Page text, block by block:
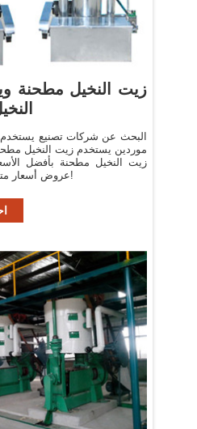
زيت النخيل مطحنة
البحث عن شركات تصنيع
موردين يستخدم زيت النخيل
زيت النخيل مطحنة بأفضل
عروض أسعار متعددة خلال 24 ساعة!